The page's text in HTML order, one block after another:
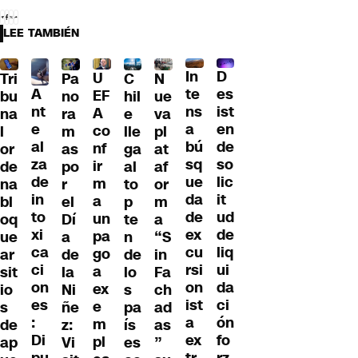
LEE TAMBIÉN
Tri
bu
na
l
or
de
na
bl
oq
ue
ar
sit
io
s
de
ap
A
nt
e
al
za
de
in
to
xi
ca
ci
on
es
:
Di
Pa
no
ra
m
as
po
r
el
Dí
a
de
la
Ni
ñe
z:
Vi
U
EF
A
co
nf
ir
m
a
un
pa
go
a
ex
e
m
pl
C
hil
e
lle
ga
al
to
p
te
n
de
lo
s
pa
ís
es
N
ue
va
pl
at
af
or
m
a
“S
in
Fa
ch
ad
as
”
In
te
ns
a
bú
sq
ue
da
de
ex
cu
rsi
on
ist
a
ex
D
es
ist
en
de
so
lic
it
ud
de
liq
ui
da
ci
ón
fo